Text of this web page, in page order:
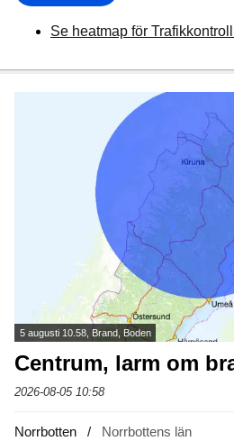
Se heatmap för
5 augusti 10.58, Brand, Boden
Centrum, larm om
2026-08-05 10:58
Norrbotten Norrbottens län